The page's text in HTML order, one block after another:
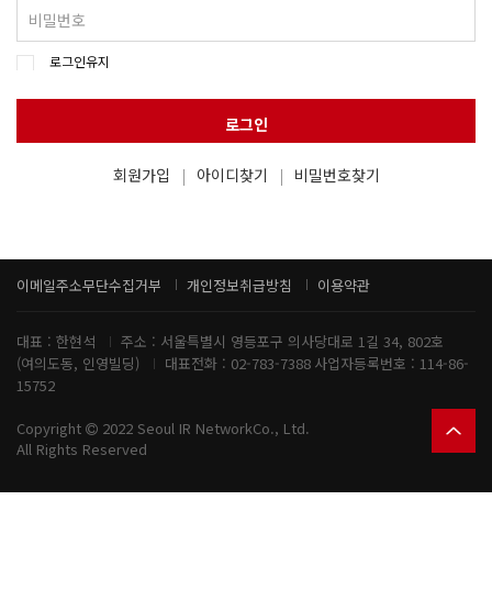
로그인유지
로그인
회원가입 아이디찾기 비밀번호찾기
이메일주소무단수집거부 개인정보취급방침 이용약관
대표 : 한현석
주소 : 서울특별시 영등포구 의사당대로 1길 34, 802호
(여의도동, 인영빌딩)
대표전화 : 02-783-7388 사업자등록번호 : 114-86-
15752
Copyright
2022 Seoul IR NetworkCo., Ltd.
All Rights Reserved